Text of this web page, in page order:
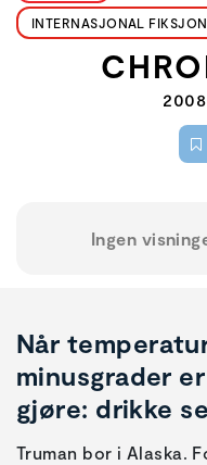
INTERNASJONAL FIKSJON
2008
Ingen
Når
minusgrader
gjøre: drikke
Truman bor i Alaska.